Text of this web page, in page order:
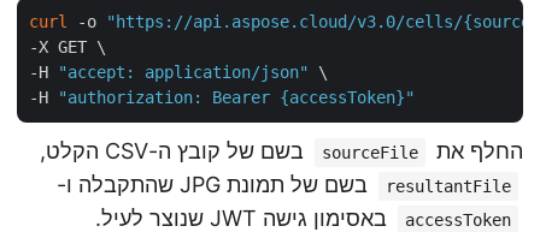
curl -o "https://api.aspose.cloud/v3.0/cells/
-X GET \
-H "accept: application/json" \
-H "authorization: Bearer {accessToken}"
החלף את sourceFile בשם של קובץ ה-CSV הקלט,
resultantFile בשם של תמונת JPG שהתקבלה ו-
accessToken באסימון גישה JWT שנוצר לעיל.